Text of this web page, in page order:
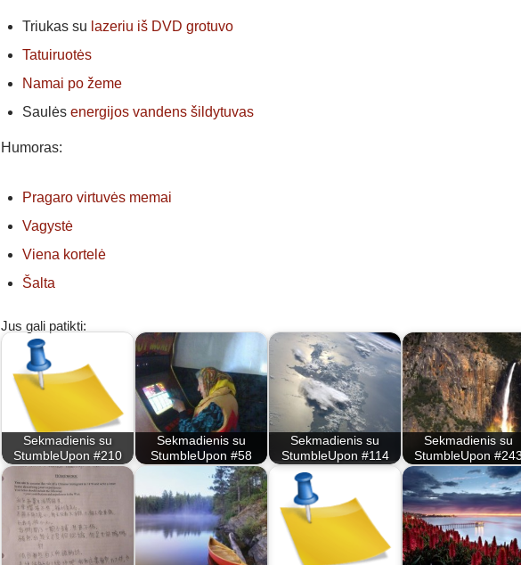
Triukas su lazeriu iš DVD grotuvo
Tatuiruotės
Namai po žeme
Saulės energijos vandens šildytuvas
Humoras:
Pragaro virtuvės memai
Vagystė
Viena kortelė
Šalta
Jus gali patikti:
Sekmadienis su
StumbleUpon #210
Sekmadienis su
StumbleUpon #58
Sekmadienis su
StumbleUpon #114
Sekmadienis su
StumbleUpon